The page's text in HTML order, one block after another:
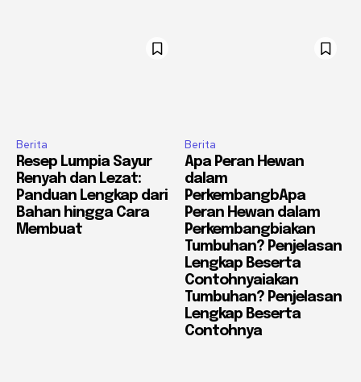
Berita
Resep Lumpia Sayur
Renyah dan Lezat:
Panduan Lengkap dari
Bahan hingga Cara
Membuat
Berita
Apa Peran Hewan
dalam
PerkembangbApa
Peran Hewan dalam
Perkembangbiakan
Tumbuhan? Penjelasan
Lengkap Beserta
Contohnyaiakan
Tumbuhan? Penjelasan
Lengkap Beserta
Contohnya